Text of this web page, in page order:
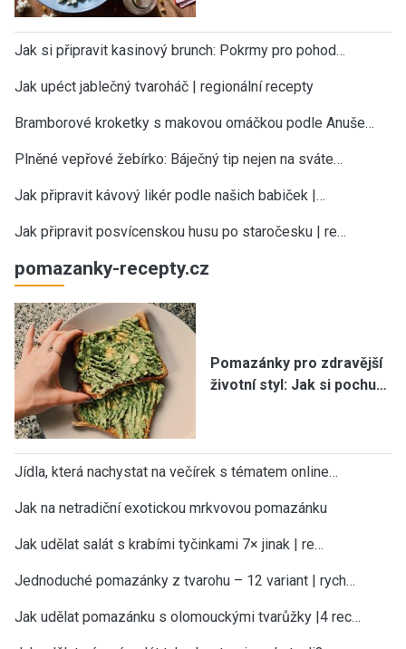
Jak si připravit kasinový brunch: Pokrmy pro pohod…
Jak upéct jablečný tvaroháč | regionální recepty
Bramborové kroketky s makovou omáčkou podle Anuše…
Plněné vepřové žebírko: Báječný tip nejen na sváte…
Jak připravit kávový likér podle našich babiček |…
Jak připravit posvícenskou husu po staročesku | re…
pomazanky-recepty.cz
Pomazánky pro zdravější
životní styl: Jak si pochu…
Jídla, která nachystat na večírek s tématem online…
Jak na netradiční exotickou mrkvovou pomazánku
Jak udělat salát s krabími tyčinkami 7× jinak | re…
Jednoduché pomazánky z tvarohu – 12 variant | rych…
Jak udělat pomazánku s olomouckými tvarůžky |4 rec…